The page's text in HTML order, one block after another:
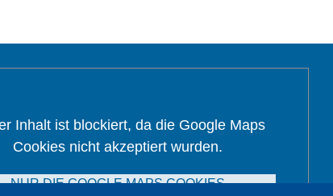
Inhalt ist blockiert, da die Google Maps
Cookies nicht akzeptiert wurden.
NUR DIE GOOGLE MAPS COOKIES